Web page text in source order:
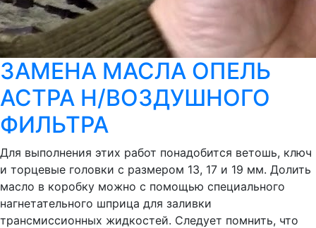
ЗАМЕНА МАСЛА ОПЕЛЬ
АСТРА Н/ВОЗДУШНОГО
ФИЛЬТРА
Для выполнения этих работ понадобится ветошь, ключ
и торцевые головки с размером 13, 17 и 19 мм. Долить
масло в коробку можно с помощью специального
нагнетательного шприца для заливки
трансмиссионных жидкостей. Следует помнить, что